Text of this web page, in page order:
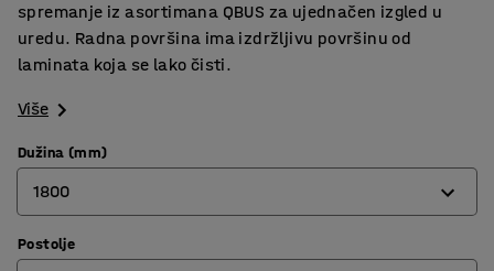
spremanje iz asortimana QBUS za ujednačen izgled u
uredu. Radna površina ima izdržljivu površinu od
laminata koja se lako čisti.
Više
Dužina (mm)
1800
800
Postolje